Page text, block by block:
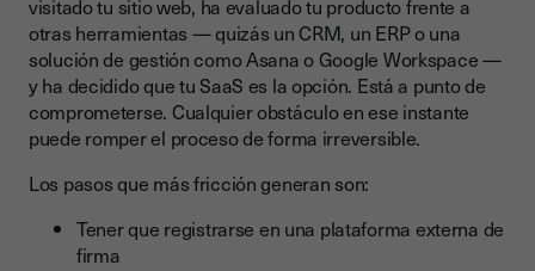
visitado tu sitio web, ha evaluado tu producto frente a
otras herramientas — quizás un CRM, un ERP o una
solución de gestión como Asana o Google Workspace —
y ha decidido que tu SaaS es la opción. Está a punto de
comprometerse. Cualquier obstáculo en ese instante
puede romper el proceso de forma irreversible.
Los pasos que más fricción generan son:
Tener que registrarse en una plataforma externa de
firma